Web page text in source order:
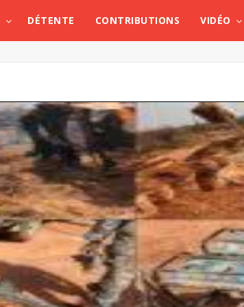
DÉTENTE CONTRIBUTIONS VIDÉO